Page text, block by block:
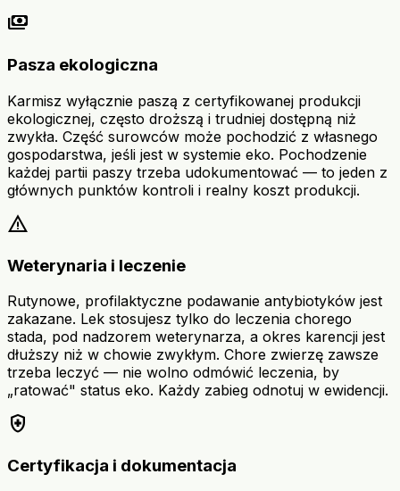
payments
Pasza ekologiczna
Karmisz wyłącznie paszą z certyfikowanej produkcji
ekologicznej, często droższą i trudniej dostępną niż
zwykła. Część surowców może pochodzić z własnego
gospodarstwa, jeśli jest w systemie eko. Pochodzenie
każdej partii paszy trzeba udokumentować — to jeden z
głównych punktów kontroli i realny koszt produkcji.
warning
Weterynaria i leczenie
Rutynowe, profilaktyczne podawanie antybiotyków jest
zakazane. Lek stosujesz tylko do leczenia chorego
stada, pod nadzorem weterynarza, a okres karencji jest
dłuższy niż w chowie zwykłym. Chore zwierzę zawsze
trzeba leczyć — nie wolno odmówić leczenia, by
„ratować" status eko. Każdy zabieg odnotuj w ewidencji.
health_and_safety
Certyfikacja i dokumentacja